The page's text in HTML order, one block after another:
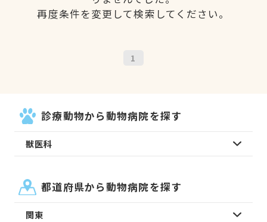
再度条件を変更して検索してください。
1
診療動物から動物病院を探す
獣医科
都道府県から動物病院を探す
関東